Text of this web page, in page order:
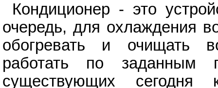
Кондиционер - это
очередь, для охлаждения
обогревать и очищать
работать по заданным
существующих сегодня